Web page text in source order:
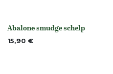
None
Abalone smudge schelp
15,90 €